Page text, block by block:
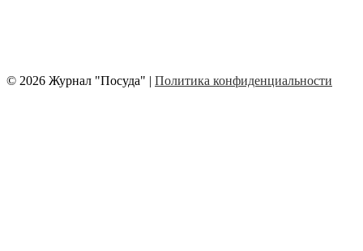
© 2026 Журнал "Посуда" | Политика конфиденциальности